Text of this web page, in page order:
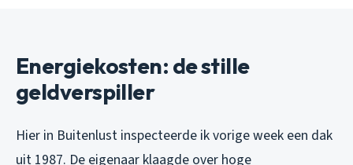
Energiekosten: de stille
geldverspiller
Hier in Buitenlust inspecteerde ik vorige week een dak
uit 1987. De eigenaar klaagde over hoge